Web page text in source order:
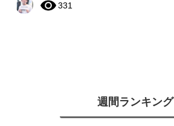
331
週間ランキング